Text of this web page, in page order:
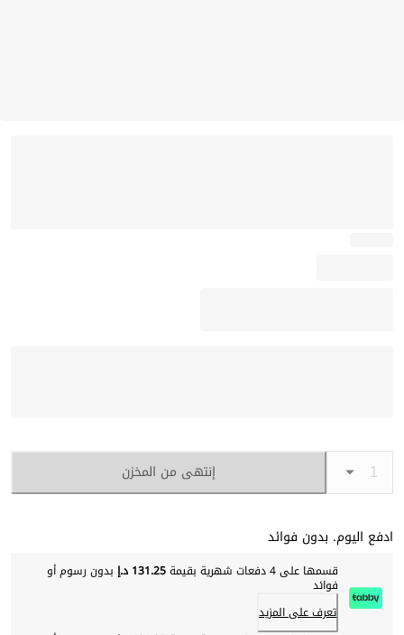
إنتهى من المخزن
ادفع اليوم. بدون فوائد
قسمها على 4 دفعات شهرية بقيمة 131.25 د.إ بدون رسوم أو
فوائد
تعرف على المزيد